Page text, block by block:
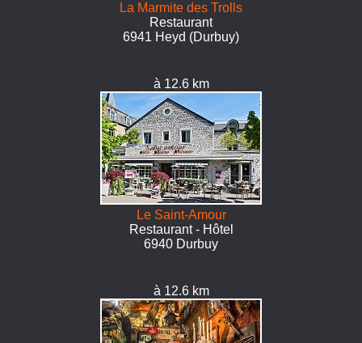
La Marmite des Trolls
Restaurant
6941 Heyd (Durbuy)
à 12.6 km
Le Saint-Amour
Restaurant - Hôtel
6940 Durbuy
à 12.6 km